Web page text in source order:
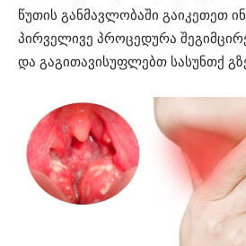
წუთის განმავლობაში გაიკეთეთ
პირველივე პროცედურა
და გაგითავისუფლებთ სასუნთქ